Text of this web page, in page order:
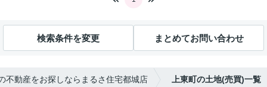
検索条件を変更 まとめてお問い合わせ
不動産をお探しならまるさ住宅都城店 上東町の土地(売買)一覧